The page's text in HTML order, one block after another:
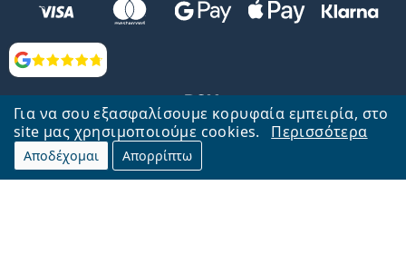
Για να σου εξασφαλίσουμε κορυφαία εμπειρία, στο
site μας χρησιμοποιούμε cookies.
Περισσότερα
Αποδέχομαι Απορρίπτω
Αξιολογήσεις
Επιστροφή στην αρχική σελίδα